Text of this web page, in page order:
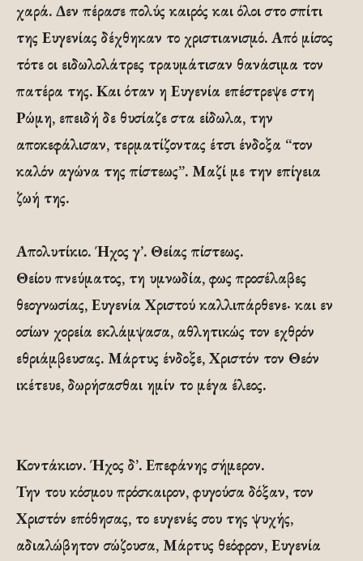
χαρά. Δεν πέρασε πολύς καιρός και όλοι στο σπίτι
της Ευγενίας δέχθηκαν το χριστιανισμό. Από μίσος
τότε οι ειδωλολάτρες τραυμάτισαν θανάσιμα τον
πατέρα της. Και όταν η Ευγενία επέστρεψε στη
Ρώμη, επειδή δε θυσίαζε στα είδωλα, την
αποκεφάλισαν, τερματίζοντας έτσι ένδοξα “τον
καλόν αγώνα της πίστεως”. Μαζί με την επίγεια
ζωή της.
Απολυτίκιο. Ήχος γ’. Θείας πίστεως.
Θείου πνεύματος, τη υμνωδία, φως προσέλαβες
θεογνωσίας, Ευγενία Χριστού καλλιπάρθενε· και εν
οσίων χορεία εκλάμψασα, αθλητικώς τον εχθρόν
εθριάμβευσας. Μάρτυς ένδοξε, Χριστόν τον Θεόν
ικέτευε, δωρήσασθαι ημίν το μέγα έλεος.
Κοντάκιον. Ήχος δ’. Επεφάνης σήμερον.
Την του κόσμου πρόσκαιρον, φυγούσα δόξαν, τον
Χριστόν επόθησας, το ευγενές σου της ψυχής,
αδιαλώβητον σώζουσα, Μάρτυς θεόφρον, Ευγενία